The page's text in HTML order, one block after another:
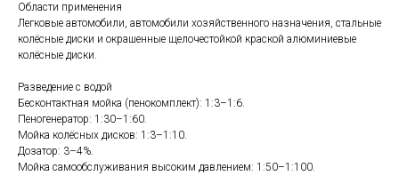
Области применения
Легковые автомобили, автомобили хозяйственного назначения, стальные
колёсные диски и окрашенные щелочестойкой краской алюминиевые
колёсные диски.
Разведение с водой
Бесконтактная мойка (пенокомплект): 1:3–1:6.
Пеногенератор: 1:30–1:60.
Мойка колёсных дисков: 1:3–1:10.
Дозатор: 3–4%.
Мойка самообслуживания высоким давлением: 1:50–1:100.